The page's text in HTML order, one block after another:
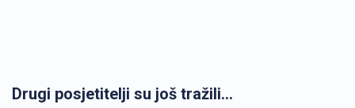
Drugi posjetitelji su još tražili...